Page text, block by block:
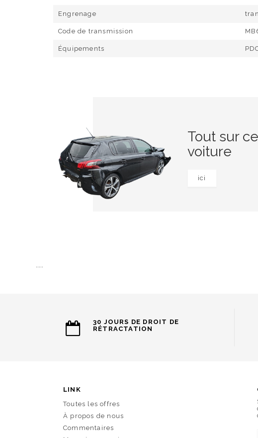
Engrenage
Code de transmission
Équipements
Tout sur
voiture
ici
30 JOURS DE DROIT DE
RÉTRACTATION
LINK
Toutes les offres
À propos de nous
Commentaires